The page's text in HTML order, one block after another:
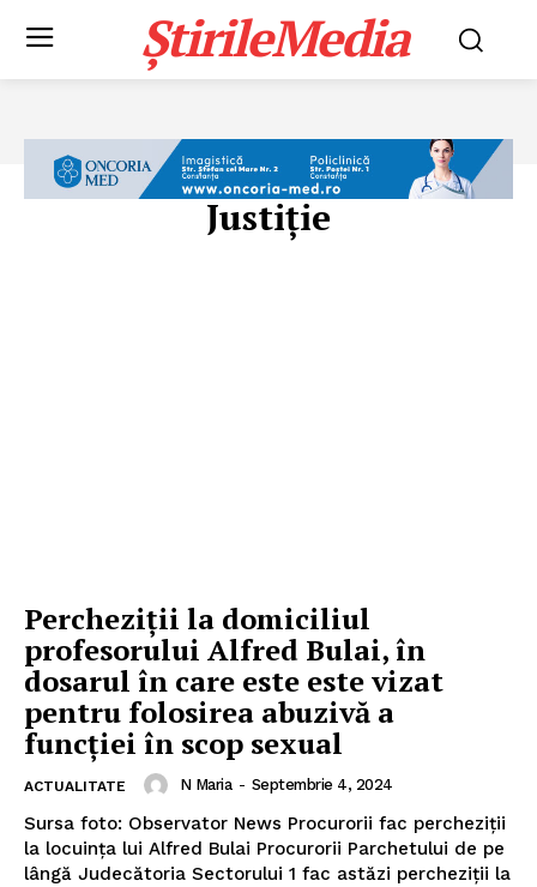
ȘtirileMedia
Justiție
Percheziţii la domiciliul
profesorului Alfred Bulai, în
dosarul în care este este vizat
pentru folosirea abuzivă a
funcţiei în scop sexual
ACTUALITATE N Maria - Septembrie 4, 2024
Sursa foto: Observator News Procurorii fac percheziţii
la locuinţa lui Alfred Bulai Procurorii Parchetului de pe
lângă Judecătoria Sectorului 1 fac astăzi percheziţii la